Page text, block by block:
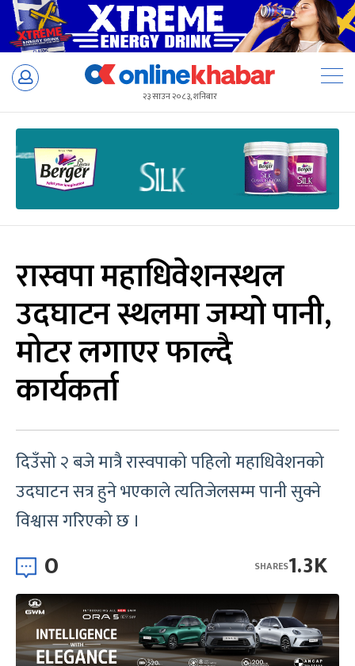
Skip
२३ साउन २०८३, शनिबार
रास्वपा महाधिवेशनस्थल
उदघाटन स्थलमा जम्यो पानी,
मोटर लगाएर फाल्दै
कार्यकर्ता
दिउँसो २ बजे मात्रै रास्वपाको पहिलो महाधिवेशनको
उदघाटन सत्र हुने भएकाले त्यतिजेलसम्म पानी सुक्ने
विश्वास गरिएको छ ।
0 1.3K
SHARES